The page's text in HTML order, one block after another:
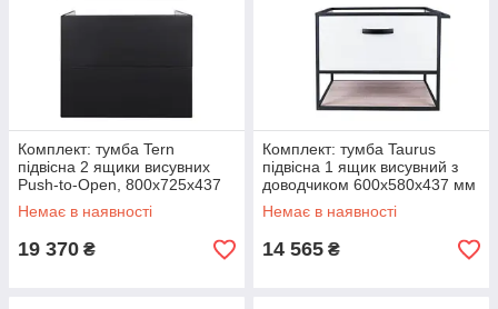
Комплект: тумба Tern
підвісна 2 ящики висувних
Push-to-Open, 800х725х437
мм Matt Black + раковина
Albatross
Немає в наявності
19 370 ₴
Комплект: тумба Taurus
підвісна 1 ящик висувний з
доводчиком 600х580х437 мм
White/Whitish OAK + раковина
Немає в наявності
14 565 ₴